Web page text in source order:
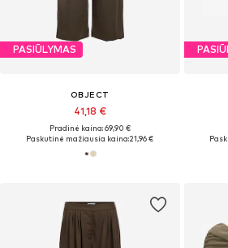
PASIŪLYMAS
OBJECT
41,18 €
Pradinė kaina: 69,90 €
Paskutinė mažiausia kaina:21,96 €